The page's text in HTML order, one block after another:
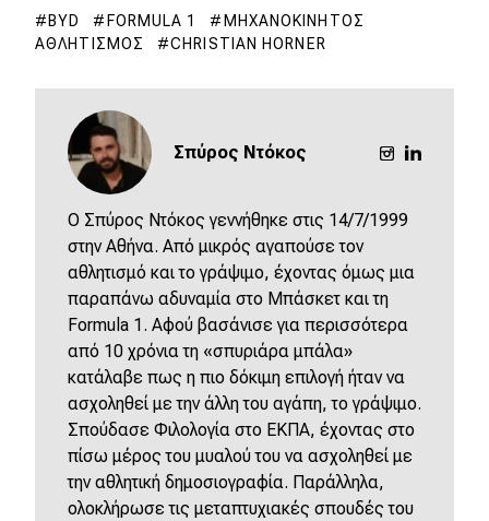
BYD FORMULA 1
ΜΗΧΑΝΟΚΊΝΗΤΟΣ
ΑΘΛΗΤΙΣΜΌΣ
CHRISTIAN HORNER
Σπύρος Ντόκος
O Σπύρος Ντόκος γεννήθηκε στις 14/7/1999
στην Αθήνα. Από μικρός αγαπούσε τον
αθλητισμό και το γράψιμο, έχοντας όμως μια
παραπάνω αδυναμία στο Μπάσκετ και τη
Formula 1. Αφού βασάνισε για περισσότερα
από 10 χρόνια τη «σπυριάρα μπάλα»
κατάλαβε πως η πιο δόκιμη επιλογή ήταν να
ασχοληθεί με την άλλη του αγάπη, το γράψιμο.
Σπούδασε Φιλολογία στο ΕΚΠΑ, έχοντας στο
πίσω μέρος του μυαλού του να ασχοληθεί με
την αθλητική δημοσιογραφία. Παράλληλα,
ολοκλήρωσε τις μεταπτυχιακές σπουδές του